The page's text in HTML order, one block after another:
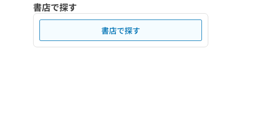
書店で探す
書店で探す